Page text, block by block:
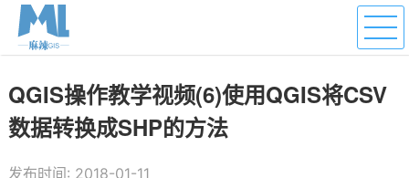
QGIS操作教学视频(6)使用QGIS将CSV
数据转换成SHP的方法
发布时间: 2018-01-11